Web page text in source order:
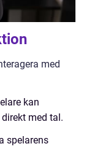
med
kan
med tal.
spelarens